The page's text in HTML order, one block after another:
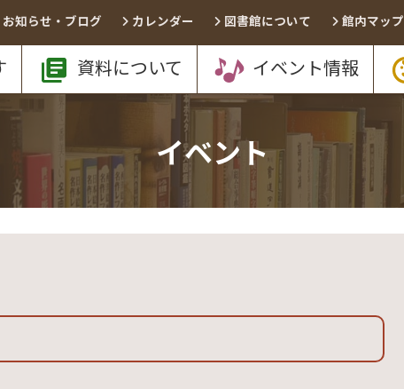
お知らせ・ブログ カレンダー 図書館について 館内マップ
資料について イベント情報
イベント